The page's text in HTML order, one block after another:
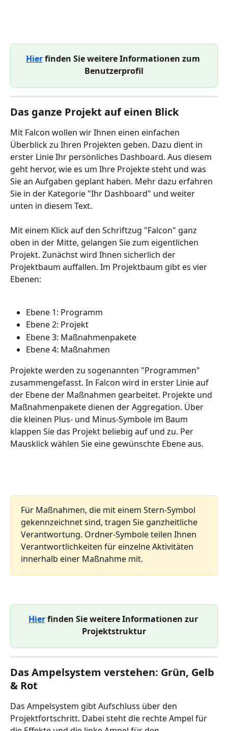
Hier finden Sie weitere Informationen zum
Benutzerprofil
Das ganze Projekt auf einen Blick
Mit Falcon wollen wir Ihnen einen einfachen
Überblick zu Ihren Projekten geben. Dazu dient in
erster Linie Ihr persönliches Dashboard. Aus diesem
geht hervor, wie es um Ihre Projekte steht und was
Sie an Aufgaben geplant haben. Mehr dazu erfahren
Sie in der Kategorie "Ihr Dashboard" und weiter
unten in diesem Text.
Mit einem Klick auf den Schriftzug "Falcon" ganz
oben in der Mitte, gelangen Sie zum eigentlichen
Projekt. Zunächst wird Ihnen sicherlich der
Projektbaum auffallen. Im Projektbaum gibt es vier
Ebenen:
Ebene 1: Programm
Ebene 2: Projekt
Ebene 3: Maßnahmenpakete
Ebene 4: Maßnahmen
Projekte werden zu sogenannten "Programmen"
zusammengefasst. In Falcon wird in erster Linie auf
der Ebene der Maßnahmen gearbeitet. Projekte und
Maßnahmenpakete dienen der Aggregation. Über
die kleinen Plus- und Minus-Symbole im Baum
klappen Sie das Projekt beliebig auf und zu. Per
Mausklick wählen Sie eine gewünschte Ebene aus.
Für Maßnahmen, die mit einem Stern-Symbol
gekennzeichnet sind, tragen Sie ganzheitliche
Verantwortung. Ordner-Symbole teilen Ihnen
Verantwortlichkeiten für einzelne Aktivitäten
innerhalb einer Maßnahme mit.
Hier finden Sie weitere Informationen zur
Projektstruktur
Das Ampelsystem verstehen: Grün, Gelb
& Rot
Das Ampelsystem gibt Aufschluss über den
Projektfortschritt. Dabei steht die rechte Ampel für